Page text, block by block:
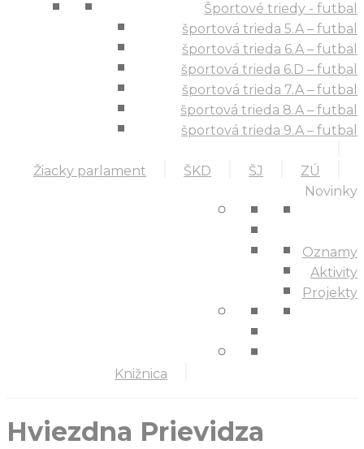
Športové triedy - futbal
športová trieda 5.A – futbal
športová trieda 6.A – futbal
športová trieda 6.D – futbal
športová trieda 7.A – futbal
športová trieda 8.A – futbal
športová trieda 9.A – futbal
Žiacky parlament ŠKD ŠJ ZÚ
Knižnica
Novinky
Oznamy
Aktivity
Projekty
Hviezdna Prievidza